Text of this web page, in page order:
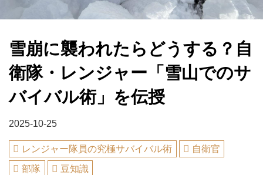
雪崩に襲われたらどうする？自
衛隊・レンジャー「雪山でのサ
バイバル術」を伝授
2025-10-25
レンジャー隊員の究極サバイバル術
自衛官
部隊
豆知識